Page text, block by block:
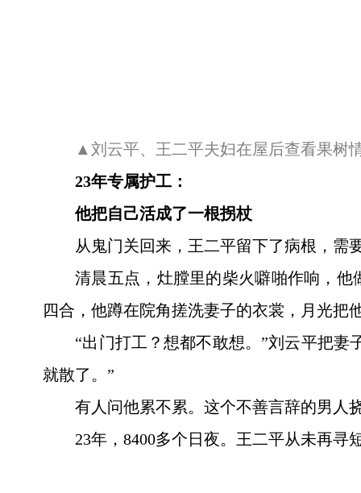
▲刘云平、王二平夫妇在屋后查看果树
23年专属护工：
他把自己活成了一根拐杖
从鬼门关回来，王二平留下了病根，
清晨五点，灶膛里的柴火噼啪作响，
四合，他蹲在院角搓洗妻子的衣裳，月光把
“出门打工？想都不敢想。”刘云平把
就散了。”
有人问他累不累。这个不善言辞的男人
23年，8400多个日夜。王二平从未再寻